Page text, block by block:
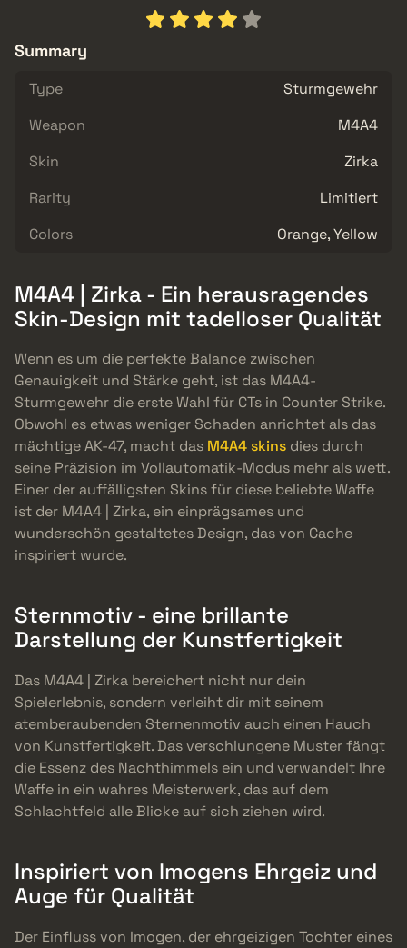
Summary
Type
Sturmgewehr
Weapon
M4A4
Skin
Zirka
Rarity
Limitiert
Colors
Orange, Yellow
M4A4 | Zirka - Ein herausragendes
Skin-Design mit tadelloser Qualität
Wenn es um die perfekte Balance zwischen
Genauigkeit und Stärke geht, ist das M4A4-
Sturmgewehr die erste Wahl für CTs in Counter Strike.
Obwohl es etwas weniger Schaden anrichtet als das
mächtige AK-47, macht das M4A4 skins dies durch
seine Präzision im Vollautomatik-Modus mehr als wett.
Einer der auffälligsten Skins für diese beliebte Waffe
ist der M4A4 | Zirka, ein einprägsames und
wunderschön gestaltetes Design, das von Cache
inspiriert wurde.
Sternmotiv - eine brillante
Darstellung der Kunstfertigkeit
Das M4A4 | Zirka bereichert nicht nur dein
Spielerlebnis, sondern verleiht dir mit seinem
atemberaubenden Sternenmotiv auch einen Hauch
von Kunstfertigkeit. Das verschlungene Muster fängt
die Essenz des Nachthimmels ein und verwandelt Ihre
Waffe in ein wahres Meisterwerk, das auf dem
Schlachtfeld alle Blicke auf sich ziehen wird.
Inspiriert von Imogens Ehrgeiz und
Auge für Qualität
Der Einfluss von Imogen, der ehrgeizigen Tochter eines